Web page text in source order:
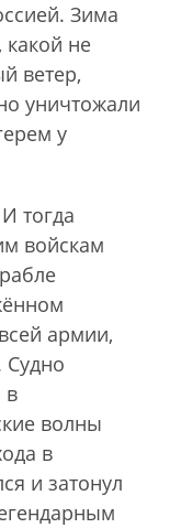
Зима
какой не
ветер,
уничтожали
у
тогда
войскам
армии,
Судно
в
волны
в
и затонул